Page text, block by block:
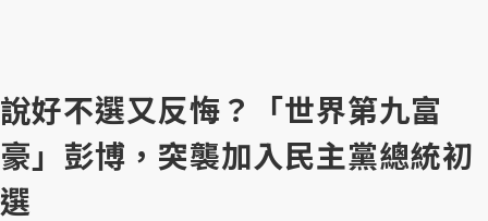
說好不選又反悔？「世界第九富
豪」彭博，突襲加入民主黨總統初
選